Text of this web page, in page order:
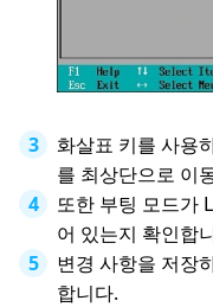
화살표 키를 사용
를 최상단으로 이
또한 부팅 모드가
어 있는지 확인합
변경 사항을 저장
합니다.